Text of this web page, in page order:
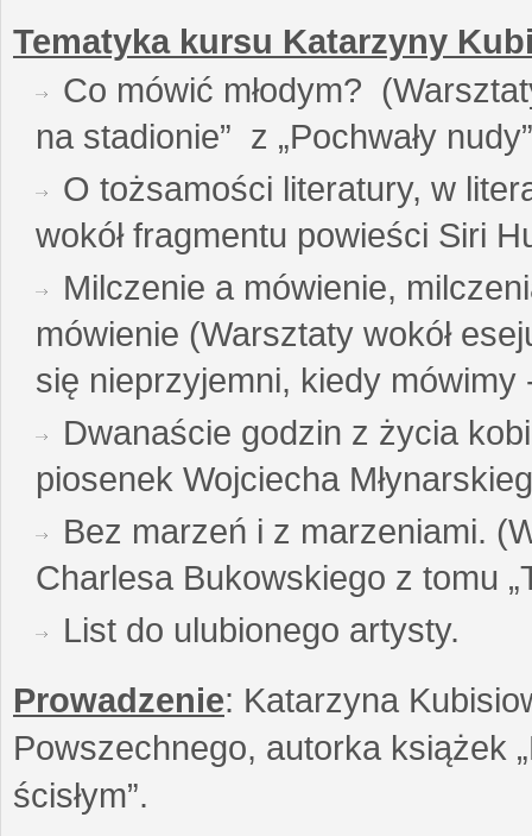
Tematyka kursu Katarzyny
Co mówić młodym?
na stadionie” z „Pochwały
O tożsamości literatury, w
wokół fragmentu powieści Siri
Milczenie a mówienie,
mówienie (Warsztaty wokół
się nieprzyjemni, kiedy mówimy
Dwanaście godzin z życia
piosenek Wojciecha
Bez marzeń i z marzeniami.
Charlesa Bukowskiego z tomu
List do ulubionego artysty.
Prowadzenie: Katarzyna
Powszechnego, autorka książek
ścisłym”.